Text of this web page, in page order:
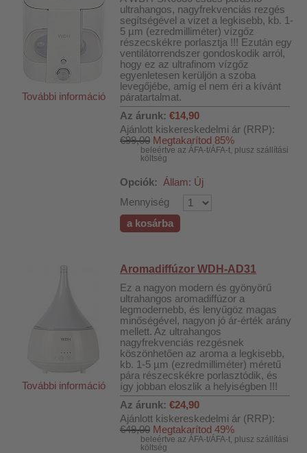
További információ
ultrahangos, nagyfrekvenciás rezgés
segítségével a vizet a legkisebb, kb. 1-
5 µm (ezredmilliméter) vízgőz
részecskékre porlasztja !!! Ezután egy
ventilátorrendszer gondoskodik arról,
hogy ez az ultrafinom vízgőz
egyenletesen kerüljön a szoba
levegőjébe, amíg el nem éri a kívánt
páratartalmat.
Az árunk: €14,90
Ajánlott kiskereskedelmi ár (RRP):
€99,00 Megtakarítod 85%
beleértve az ÁFA-t/ÁFA-t, plusz szállítási
költség
Opciók: Állam: Új
Mennyiség
a kosárba
További információ
Aromadiffúzor WDH-AD31
Ez a nagyon modern és gyönyörű
ultrahangos aromadiffúzor a
legmodernebb, és lenyűgöz magas
minőségével, nagyon jó ár-érték arány
mellett. Az ultrahangos
nagyfrekvenciás rezgésnek
köszönhetően az aroma a legkisebb,
kb. 1-5 µm (ezredmilliméter) méretű
pára részecskékre porlasztódik, és
így jobban eloszlik a helyiségben !!!
Az árunk: €24,90
Ajánlott kiskereskedelmi ár (RRP):
€49,00 Megtakarítod 49%
beleértve az ÁFA-t/ÁFA-t, plusz szállítási
költség